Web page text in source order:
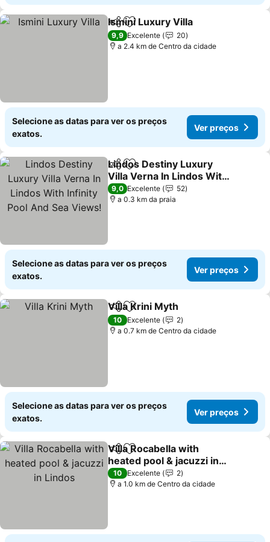
PartilharAdicionar aos favoritos
Ismini Luxury Villa
9,9 Excelente
20
a 2.4 km de Centro da cidade
Selecione as datas para ver os preços
exatos.
Ver preços
PartilharAdicionar aos favoritos
Lindos Destiny Luxury
Villa Verna In Lindos With
Infinity Pool And Sea
Views!
Ver preços
9,0 Excelente
52
a 0.3 km da praia
Selecione as datas para ver os preços
exatos.
Ver preços
PartilharAdicionar aos favoritos
Villa Krini Myth
10 Excelente
2
a 0.7 km de Centro da cidade
Selecione as datas para ver os preços
exatos.
Ver preços
PartilharAdicionar aos favoritos
Villa Rocabella with
heated pool & jacuzzi in
Lindos
Ver preços
10 Excelente
2
a 1.0 km de Centro da cidade